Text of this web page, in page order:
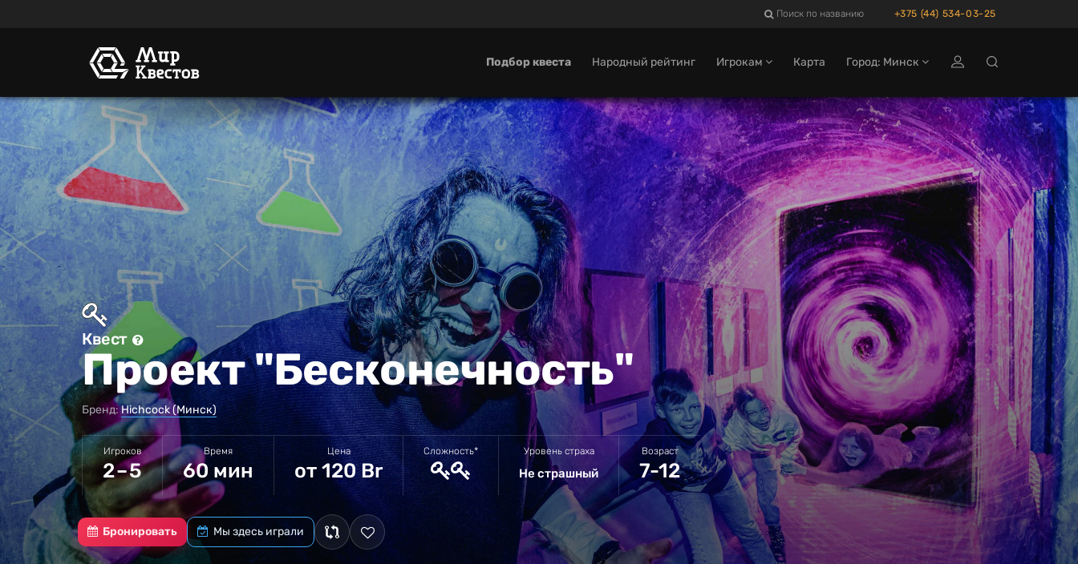
Поиск по названию +375 (44) 534-03-25
Подбор квеста Народный рейтинг Игрокам Карта Город: Минск
Квест
Проект "Бесконечность"
Бренд:Hichcock (Минск)
Игроков
2 – 5
Время
60 мин
Цена
от 120 Br
Сложность* Уровень страха
Не страшный
Возраст
7-12
Бронировать Мы здесь играли